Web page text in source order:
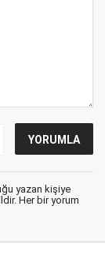
yazan kişiye
Her bir yorum